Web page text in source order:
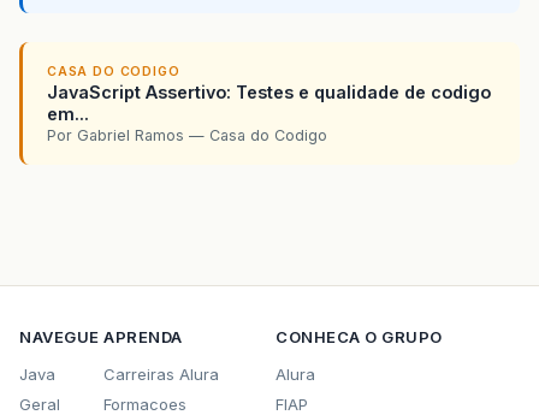
CASA DO CODIGO
JavaScript Assertivo: Testes e qualidade de codigo
em...
Por Gabriel Ramos — Casa do Codigo
NAVEGUE
Java
Geral
APRENDA
Carreiras Alura
Formacoes
CONHECA O GRUPO
Alura
FIAP